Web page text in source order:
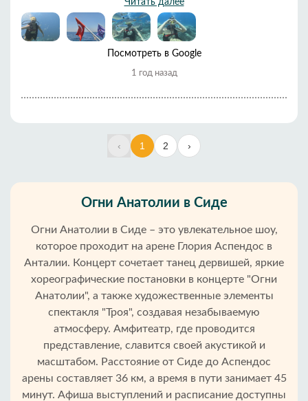
💃🏻🕺🏻🏟️ Хочу выразить вам мою благодарность за
возможности увидеть красоту подводного мира и красоту
турецкого танца 😃👌🏻
Читать далее
Посмотреть в Google
1 год назад
‹ 1 2 ›
Огни Анатолии в Сиде
Огни Анатолии в Сиде – это увлекательное шоу,
которое проходит на арене Глория Аспендос в
Анталии. Концерт сочетает танец дервишей, яркие
хореографические постановки в концерте "Огни
Анатолии", а также художественные элементы
спектакля "Троя", создавая незабываемую
атмосферу. Амфитеатр, где проводится
представление, славится своей акустикой и
масштабом. Расстояние от Сиде до Аспендос
арены составляет 36 км, а время в пути занимает 45
минут. Афиша выступлений и расписание доступны